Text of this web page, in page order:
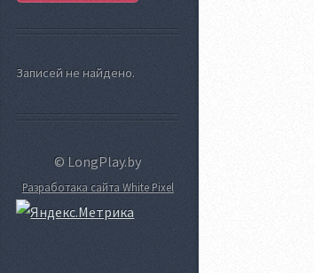
Записей не найдено.
© LongPlay.by
Разработака сайта White Pixel